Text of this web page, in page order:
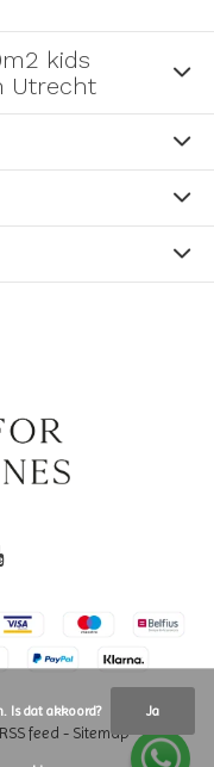
kids
Utrecht
RSS feed - Sitemap
Is dat akkoord? Ja